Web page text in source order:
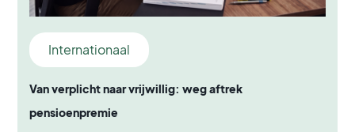
Internationaal
Van verplicht naar vrijwillig: weg aftrek
pensioenpremie